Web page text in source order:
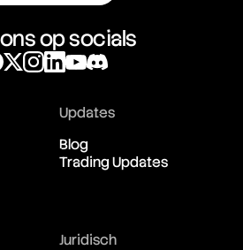
op socials
Updates
Blog
Trading Updates
Juridisch